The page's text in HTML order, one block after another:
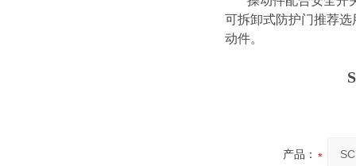
可拆卸式防护门推荐选
动件。
产品：